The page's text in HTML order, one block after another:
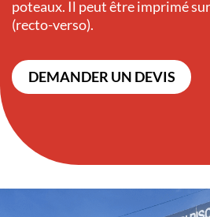
poteaux. Il peut être imprimé
(recto-verso).
DEMANDER UN DEVIS